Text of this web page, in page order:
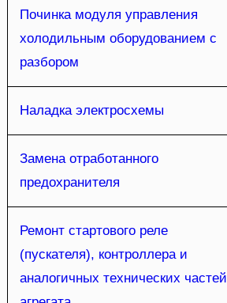
Починка модуля управления
холодильным оборудованием с
разбором
Наладка электросхемы
Замена отработанного
предохранителя
Ремонт стартового реле
(пускателя), контроллера и
аналогичных технических частей